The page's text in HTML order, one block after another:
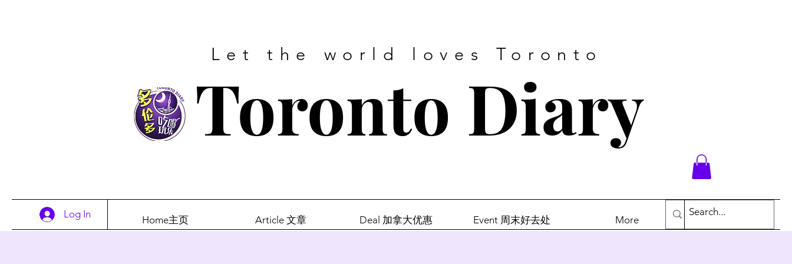
Let the world loves Toronto
Toronto Diary
Log In Home主页 Article 文章 Deal 加拿大优惠 Event 周末好去处 More